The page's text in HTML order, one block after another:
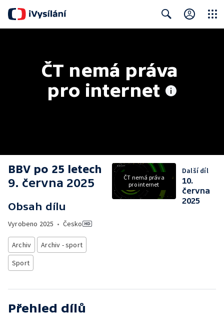
ČT nemá práva
pro internet
BBV po 25 letech
9. června 2025
Obsah dílu
Vyrobeno 2025 • Česko
Archiv
Archiv - sport
Sport
ČT nemá práva
pro internet
Další díl
10.
června
2025
Přehled dílů